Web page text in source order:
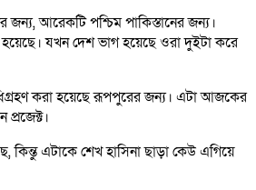
জন্য, আরেকটি পশ্চিম পাকিস্তানের জন্য।
হয়েছে। যখন দেশ ভাগ হয়েছে ওরা দুইটা করে
করা হয়েছে রূপপুরের জন্য। এটা আজকের
প্রজেক্ট।
এটাকে শেখ হাসিনা ছাড়া কেউ এগিয়ে